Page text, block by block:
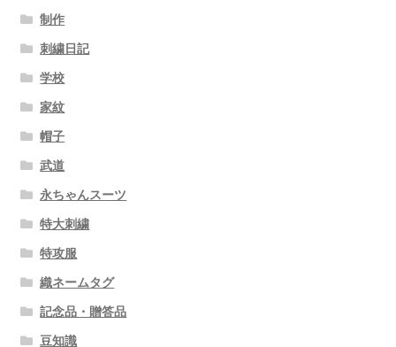
制作
刺繍日記
学校
家紋
帽子
武道
永ちゃんスーツ
特大刺繍
特攻服
織ネームタグ
記念品・贈答品
豆知識